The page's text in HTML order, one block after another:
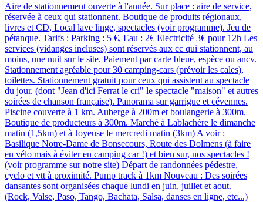
Aire de stationnement ouverte à l'année. Sur place : aire de service,
réservée à ceux qui stationnent. Boutique de produits régionaux,
livres et CD, Local lave linge, spectacles (voir programme). Jeu de
pétanque. Tarifs : Parking : 5 €, Eau : 2€ Electricité 3€ pour 12h Les
services (vidanges incluses) sont réservés aux cc qui stationnent, au
moins, une nuit sur le site. Paiement par carte bleue, espèce ou ancv.
Stationnement agréable pour 30 camping-cars (prévoir les cales),
toilettes. Stationnement gratuit pour ceux qui assistent au spectacle
du jour. (dont "Jean d'ici Ferrat le cri" le spectacle "maison" et autres
soirées de chanson française). Panorama sur garrigue et cévennes.
Piscine couverte à 1 km. Auberge à 200m et boulangerie à 300m.
Boutique de producteurs à 300m. Marché à Lablachère le dimanche
matin (1,5km) et à Joyeuse le mercredi matin (3km) A voir :
Basilique Notre-Dame de Bonsecours, Route des Dolmens (à faire
en vélo mais à éviter en camping car !) et bien sur, nos spectacles !
(voir programme sur notre site) Départ de randonnées pédestre,
cyclo et vtt à proximité. Pump track à 1km Nouveau : Des soirées
dansantes sont organisées chaque lundi en juin, juillet et aout.
(Rock, Valse, Paso, Tango, Bachata, Salsa, danses en ligne, etc...)